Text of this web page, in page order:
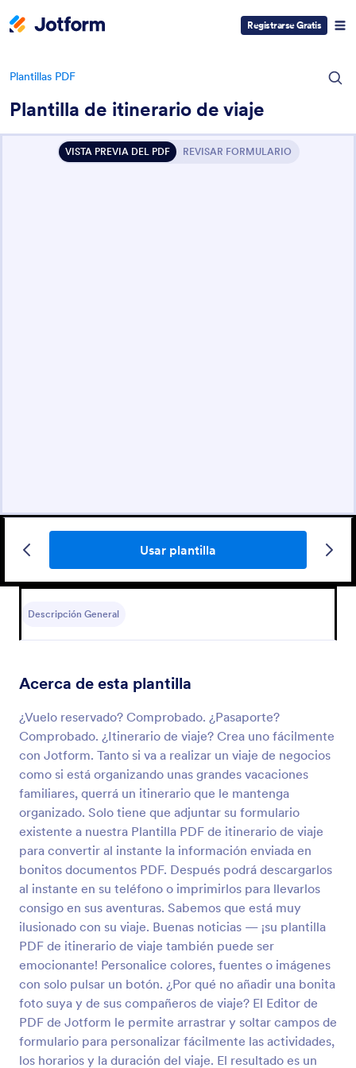
Registrarse Gratis
Plantillas PDF
Plantilla de itinerario de viaje
VISTA PREVIA DEL PDF REVISAR FORMULARIO
Usar plantilla
Descripción General
Acerca de esta plantilla
¿Vuelo reservado? Comprobado. ¿Pasaporte?
Comprobado. ¿Itinerario de viaje? Crea uno fácilmente
con Jotform. Tanto si va a realizar un viaje de negocios
como si está organizando unas grandes vacaciones
familiares, querrá un itinerario que le mantenga
organizado. Solo tiene que adjuntar su formulario
existente a nuestra Plantilla PDF de itinerario de viaje
para convertir al instante la información enviada en
bonitos documentos PDF. Después podrá descargarlos
al instante en su teléfono o imprimirlos para llevarlos
consigo en sus aventuras. Sabemos que está muy
ilusionado con su viaje. Buenas noticias — ¡su plantilla
PDF de itinerario de viaje también puede ser
emocionante! Personalice colores, fuentes o imágenes
con solo pulsar un botón. ¿Por qué no añadir una bonita
foto suya y de sus compañeros de viaje? El Editor de
PDF de Jotform le permite arrastrar y soltar campos de
formulario para personalizar fácilmente las actividades,
los horarios y la duración del viaje. El resultado es un